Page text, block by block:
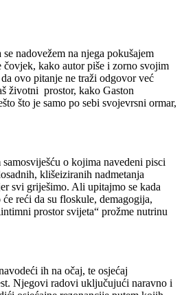
nadovežem na njega pokušajem
čovjek, kako autor piše i zorno svojim
ovo pitanje ne traži odgovor već
životni prostor, kako Gaston
što je samo po sebi svojevrsni ormar,
o kojima navedeni pisci
klišeiziranih nadmetanja
svi griješimo. Ali upitajmo se kada
reći da su floskule, demagogija,
prostor svijeta“ prožme nutrinu
ih na očaj, te osjećaj
Njegovi radovi uključujući naravno i